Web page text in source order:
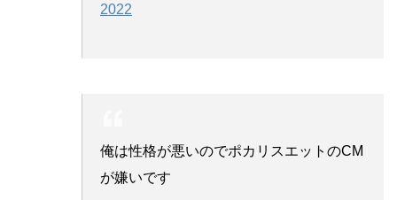
2022
俺は性格が悪いのでポカリスエットのCM
が嫌いです